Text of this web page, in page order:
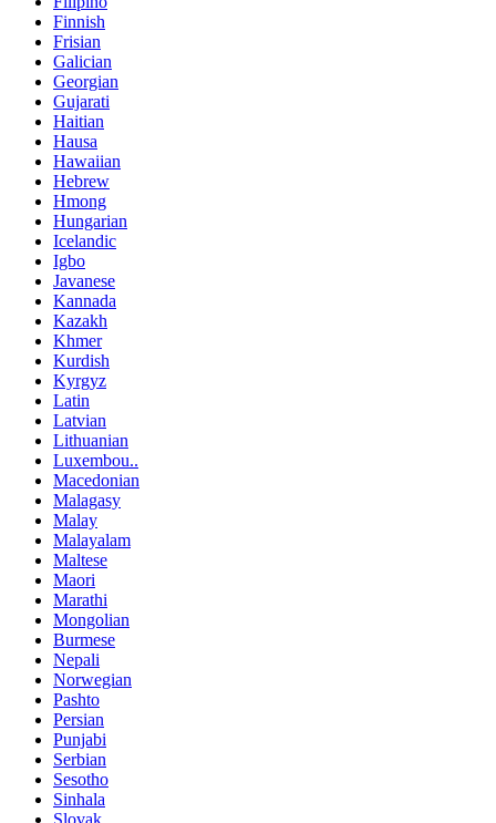
Finnish
Frisian
Galician
Georgian
Gujarati
Haitian
Hausa
Hawaiian
Hebrew
Hmong
Hungarian
Icelandic
Igbo
Javanese
Kannada
Kazakh
Khmer
Kurdish
Kyrgyz
Latin
Latvian
Lithuanian
Luxembou..
Macedonian
Malagasy
Malay
Malayalam
Maltese
Maori
Marathi
Mongolian
Burmese
Nepali
Norwegian
Pashto
Persian
Punjabi
Serbian
Sesotho
Sinhala